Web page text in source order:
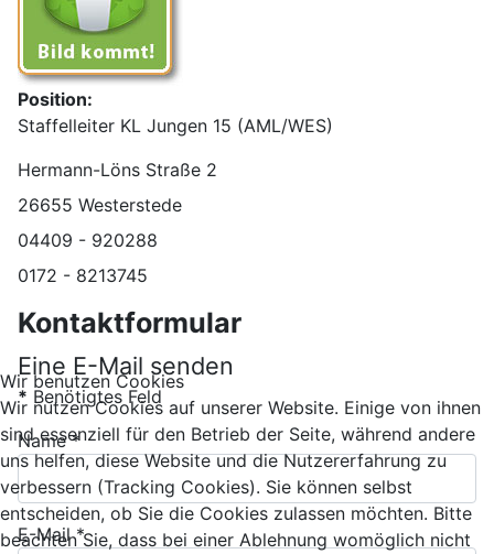
Position:
Staffelleiter KL Jungen 15 (AML/WES)
Adresse:
Hermann-Löns Straße 2
26655 Westerstede
Telefon:
04409 - 920288
Mobil:
0172 - 8213745
Kontaktformular
Eine E-Mail senden
* Benötigtes Feld
Name*
E-Mail*
Wir benutzen Cookies
Wir nutzen Cookies auf unserer Website. Einige von ihnen
sind essenziell für den Betrieb der Seite, während andere
uns helfen, diese Website und die Nutzererfahrung zu
verbessern (Tracking Cookies). Sie können selbst
entscheiden, ob Sie die Cookies zulassen möchten. Bitte
beachten Sie, dass bei einer Ablehnung womöglich nicht